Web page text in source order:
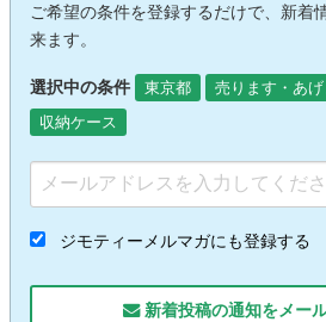
ご希望の条件を登録するだけで、新着
来ます。
選択中の条件 東京都 売ります・あげ
収納ケース
ジモティーメルマガにも登録する
新着投稿の通知をメー